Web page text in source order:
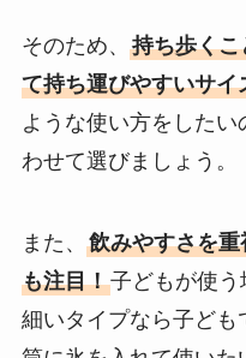
そのため、 持ち歩く
て持ち運びやすいサイ
ような使い方をした
わせて選びましょう。
また、 飲みやすさを
も注目！子どもが使
細いタイプなら子ど